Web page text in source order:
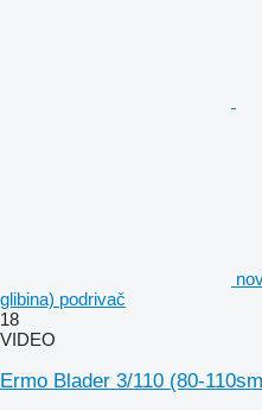
glibina) podrivač
18
VIDEO
Ermo Blader 3/110 (80-